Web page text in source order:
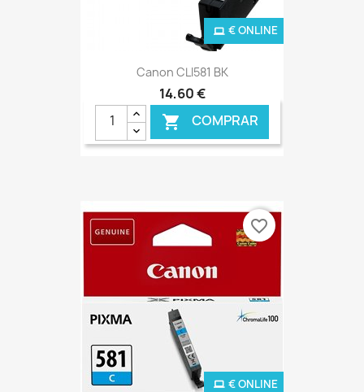
Canon CLI581 BK
14,60 €
 COMPRAR
€ ONLINE
€ ONLINE
favorite_border